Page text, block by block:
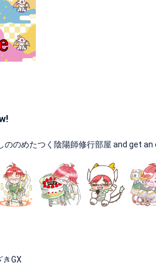
のめたつく陰陽師修行部屋 and get an
きGX